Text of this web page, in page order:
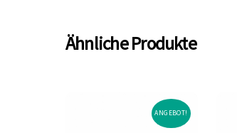
Ähnliche Produkte
ANGEBOT!